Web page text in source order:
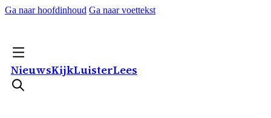
Ga naar hoofdinhoud Ga naar voettekst
NieuwsKijkLuisterLees